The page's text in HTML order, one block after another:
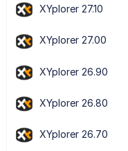
XYplorer 27.10
XYplorer 27.00
XYplorer 26.90
XYplorer 26.80
XYplorer 26.70